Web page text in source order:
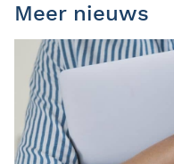
Meer nieuws